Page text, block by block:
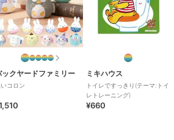
ックヤードファミリー
コロン
ミキハウス
トイレですっきり(テーマ:トイ
レトレーニング)
¥660